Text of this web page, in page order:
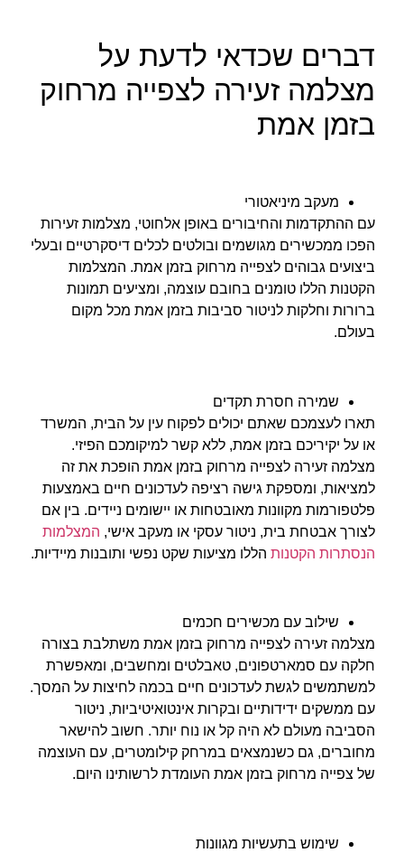
דברים שכדאי לדעת על
מצלמה זעירה לצפייה מרחוק
בזמן אמת
מעקב מיניאטורי
עם ההתקדמות והחיבורים באופן אלחוטי, מצלמות זעירות
הפכו ממכשירים מגושמים ובולטים לכלים דיסקרטיים ובעלי
ביצועים גבוהים לצפייה מרחוק בזמן אמת. המצלמות
הקטנות הללו טומנים בחובם עוצמה, ומציעים תמונות
ברורות וחלקות לניטור סביבות בזמן אמת מכל מקום
בעולם.
שמירה חסרת תקדים
תארו לעצמכם שאתם יכולים לפקוח עין על הבית, המשרד
או על יקיריכם בזמן אמת, ללא קשר למיקומכם הפיזי.
מצלמה זעירה לצפייה מרחוק בזמן אמת הופכת את זה
למציאות, ומספקת גישה רציפה לעדכונים חיים באמצעות
פלטפורמות מקוונות מאובטחות או יישומים ניידים. בין אם
לצורך אבטחת בית, ניטור עסקי או מעקב אישי, המצלמות
הנסתרות הקטנות הללו מציעות שקט נפשי ותובנות מיידיות.
שילוב עם מכשירים חכמים
מצלמה זעירה לצפייה מרחוק בזמן אמת משתלבת בצורה
חלקה עם סמארטפונים, טאבלטים ומחשבים, ומאפשרת
למשתמשים לגשת לעדכונים חיים בכמה לחיצות על המסך.
עם ממשקים ידידותיים ובקרות אינטואיטיביות, ניטור
הסביבה מעולם לא היה קל או נוח יותר. חשוב להישאר
מחוברים, גם כשנמצאים במרחק קילומטרים, עם העוצמה
של צפייה מרחוק בזמן אמת העומדת לרשותינו היום.
שימוש בתעשיות מגוונות